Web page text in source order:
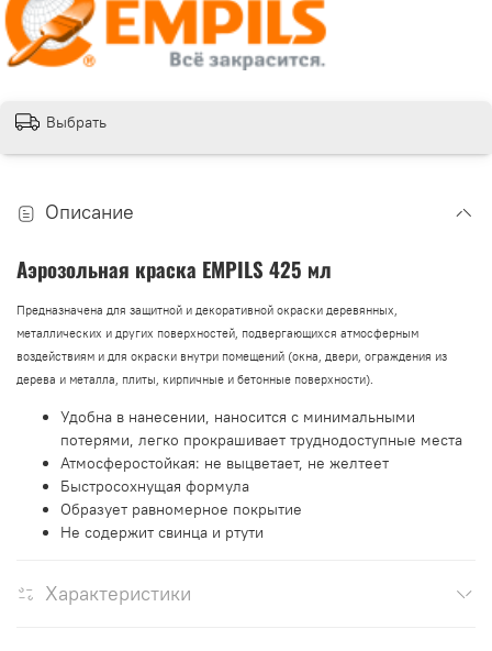
Выбрать
Описание
Аэрозольная краска EMPILS 425 мл
Предназначена для защитной и декоративной окраски деревянных,
металлических и других поверхностей, подвергающихся атмосферным
воздействиям и для окраски внутри помещений (окна, двери, ограждения из
дерева и металла, плиты, кирпичные и бетонные поверхности).
Удобна в нанесении, наносится с минимальными
потерями, легко прокрашивает труднодоступные места
Атмосферостойкая: не выцветает, не желтеет
Быстросохнущая формула
Образует равномерное покрытие
Не содержит свинца и ртути
Характеристики